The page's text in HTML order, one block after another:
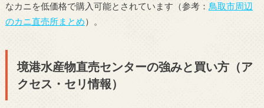
なカニを低価格で購入可能とされています（参考： 鳥取市周辺
のカニ直売所まとめ）。
境港水産物直売センターの強みと買い方（ア
クセス・セリ情報）